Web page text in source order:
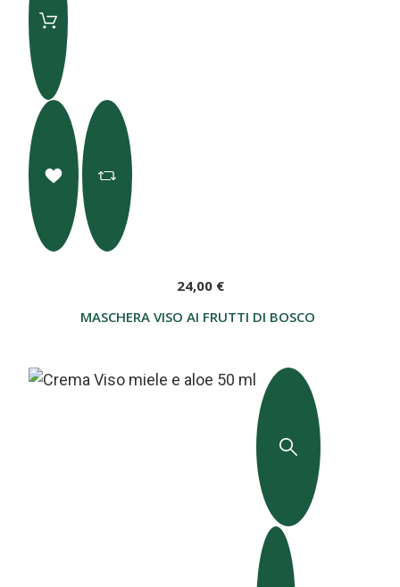
MASCHERA VISO AI FRUTTI DI BOSCO E MIELE 50
24,00 €